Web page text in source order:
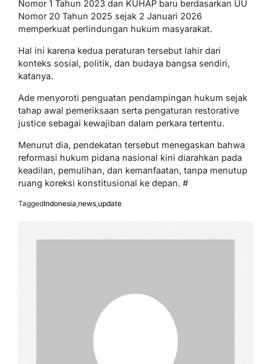
Nomor 1 Tahun 2023 dan KUHAP baru berdasarkan UU
Nomor 20 Tahun 2025 sejak 2 Januari 2026
memperkuat perlindungan hukum masyarakat.
Hal ini karena kedua peraturan tersebut lahir dari
konteks sosial, politik, dan budaya bangsa sendiri,
katanya.
Ade menyoroti penguatan pendampingan hukum sejak
tahap awal pemeriksaan serta pengaturan restorative
justice sebagai kewajiban dalam perkara tertentu.
Menurut dia, pendekatan tersebut menegaskan bahwa
reformasi hukum pidana nasional kini diarahkan pada
keadilan, pemulihan, dan kemanfaatan, tanpa menutup
ruang koreksi konstitusional ke depan. #
TaggedIndonesia news update